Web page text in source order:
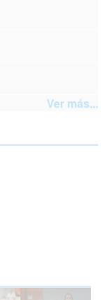
Ver más...